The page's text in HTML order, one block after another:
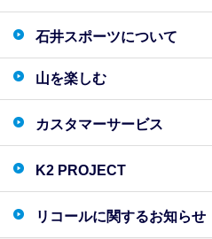
石井スポーツについて
山を楽しむ
カスタマーサービス
K2 PROJECT
リコールに関するお知らせ